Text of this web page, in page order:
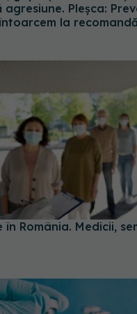
Pleșca:
la
în România. Medicii,